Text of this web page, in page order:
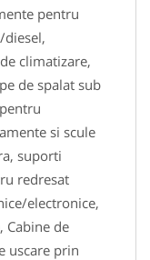
pentru
climatizare,
de spalat sub
si scule
suporti
redresat
electronice,
Cabine de
uscare prin